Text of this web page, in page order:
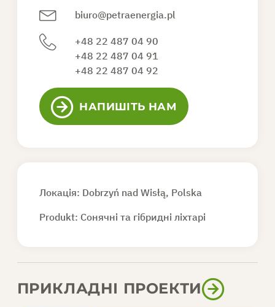
biuro@petraenergia.pl
+48 22 487 04 90
+48 22 487 04 91
+48 22 487 04 92
НАПИШІТЬ НАМ
Локація: Dobrzyń nad Wisłą, Polska
Produkt: Сонячні та гібридні ліхтарі
ПРИКЛАДНІ ПРОЕКТИ